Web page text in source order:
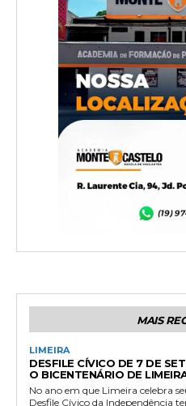
MAIS
LIMEIRA
DESFILE CÍVICO DE 7 DE
O BICENTENÁRIO DE
No ano em que Limeira celebra
Desfile Cívico da Independência